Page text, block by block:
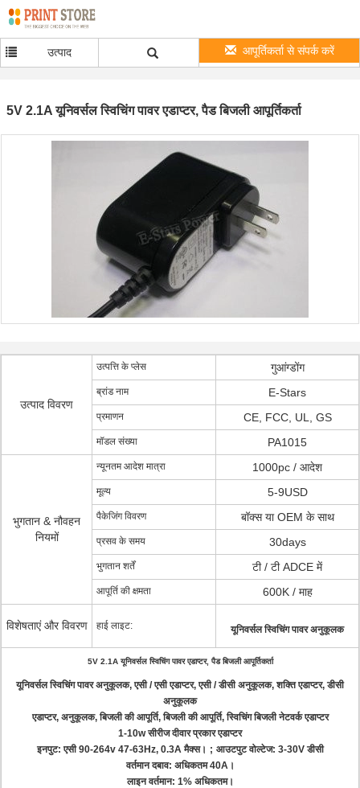
उत्पाद आपूर्तिकर्ता से संपर्क करें
5V 2.1A यूनिवर्सल स्विचिंग पावर एडाप्टर, पैड बिजली आपूर्तिकर्ता
उत्पाद विवरण
उत्पत्ति के प्लेस गुआंग्डोंग
ब्रांड नाम E-Stars
प्रमाणन CE, FCC, UL, GS
मॉडल संख्या PA1015
भुगतान & नौवहन
नियमों
न्यूनतम आदेश मात्रा 1000pc / आदेश
मूल्य 5-9USD
पैकेजिंग विवरण बॉक्स या OEM के साथ
प्रसव के समय 30days
भुगतान शर्तें टी / टी ADCE में
आपूर्ति की क्षमता 600K / माह
विशेषताएं और विवरण हाई लाइट: यूनिवर्सल स्विचिंग पावर अनुकूलक
5V 2.1A यूनिवर्सल स्विचिंग पावर एडाप्टर, पैड बिजली आपूर्तिकर्ता
यूनिवर्सल स्विचिंग पावर अनुकूलक, एसी / एसी एडाप्टर, एसी / डीसी अनुकूलक, शक्ति एडाप्टर, डीसी
अनुकूलक
एडाप्टर, अनुकूलक, बिजली की आपूर्ति, बिजली की आपूर्ति, स्विचिंग बिजली नेटवर्क एडाप्टर
1-10w सीरीज दीवार प्रकार एडाप्टर
इनपुट: एसी 90-264v 47-63Hz, 0.3A मैक्स। ; आउटपुट वोल्टेज: 3-30V डीसी
वर्तमान दबाव: अधिकतम 40A।
लाइन वर्तमान: 1% अधिकतम।